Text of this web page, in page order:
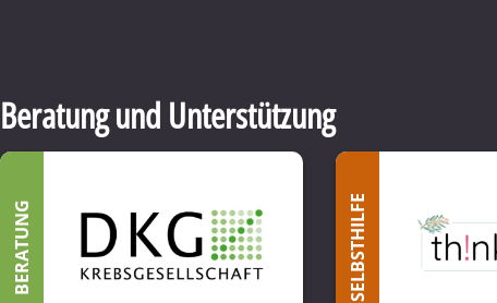
Beratung und Unterstützung
BERATUNG SELBSTHILFE